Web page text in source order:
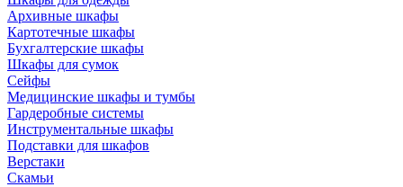
Архивные шкафы
Картотечные шкафы
Бухгалтерские шкафы
Шкафы для сумок
Сейфы
Медицинские шкафы и тумбы
Гардеробные системы
Инструментальные шкафы
Подставки для шкафов
Верстаки
Скамьи